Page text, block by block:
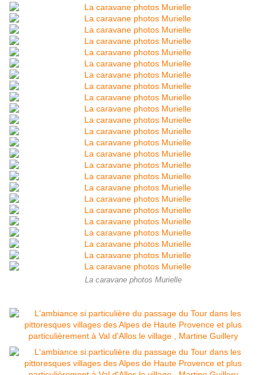
La caravane photos Murielle